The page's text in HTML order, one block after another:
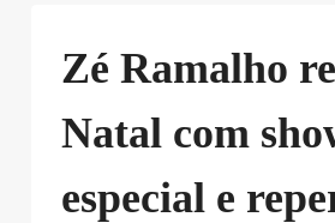
Zé Ramalho
Natal com
especial e